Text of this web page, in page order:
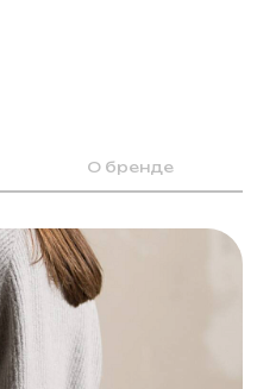
О бренде